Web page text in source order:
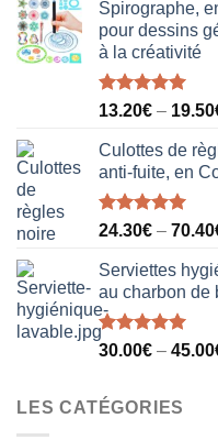
Spirographe,
pour dessins
à la créativité
Note5.00
13.20€ – 19.50
Culottes de
anti-fuite, en
Note5.00
24.30€ – 70.40
Serviettes
au charbon de
Note5.00
30.00€ – 45.00
LES CATÉGORIES